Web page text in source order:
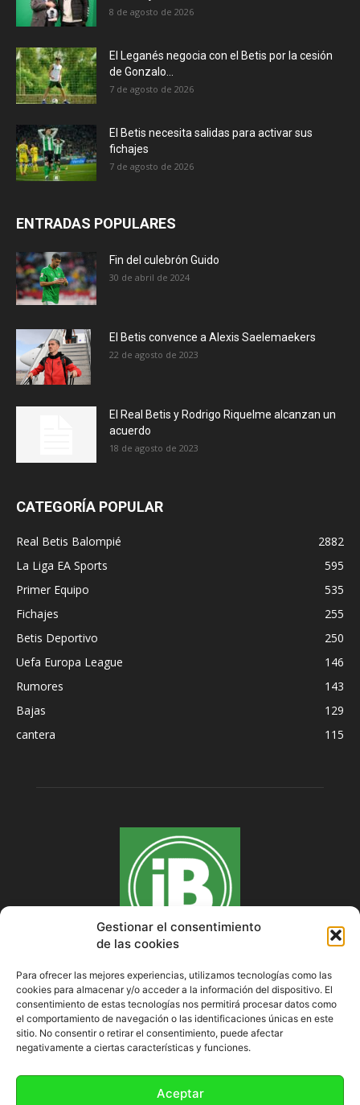
Gestionar el consentimiento
de las cookies
Para ofrecer las mejores experiencias, utilizamos tecnologías como las
cookies para almacenar y/o acceder a la información del dispositivo. El
consentimiento de estas tecnologías nos permitirá procesar datos como
el comportamiento de navegación o las identificaciones únicas en este
sitio. No consentir o retirar el consentimiento, puede afectar
negativamente a ciertas características y funciones.
Aceptar
8 de agosto de 2026
El Leganés negocia con el Betis por la cesión
de Gonzalo...
7 de agosto de 2026
El Betis necesita salidas para activar sus
fichajes
7 de agosto de 2026
ENTRADAS POPULARES
Fin del culebrón Guido
30 de abril de 2024
El Betis convence a Alexis Saelemaekers
22 de agosto de 2023
El Real Betis y Rodrigo Riquelme alcanzan un
acuerdo
18 de agosto de 2023
CATEGORÍA POPULAR
Real Betis Balompié
2882
La Liga EA Sports
595
Primer Equipo
535
Fichajes
255
Betis Deportivo
250
Uefa Europa League
146
Rumores
143
Bajas
129
cantera
115
SOBRE NOSOTROS